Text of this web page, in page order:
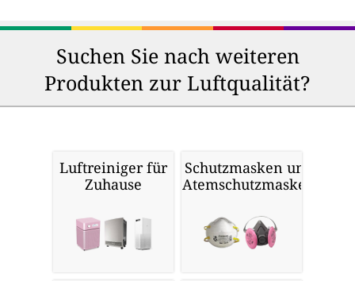
Suchen Sie nach weiteren
Produkten zur Luftqualität?
Luftreiniger für
Zuhause
Schutzmasken und
Atemschutzmasken